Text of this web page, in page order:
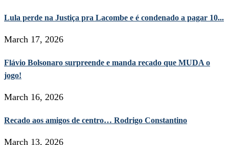
Lula perde na Justiça pra Lacombe e é condenado a pagar 10...
March 17, 2026
Flávio Bolsonaro surpreende e manda recado que MUDA o
jogo!
March 16, 2026
Recado aos amigos de centro… Rodrigo Constantino
March 13, 2026